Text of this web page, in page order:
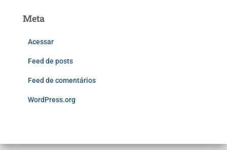
Meta
Acessar
Feed de posts
Feed de comentários
WordPress.org